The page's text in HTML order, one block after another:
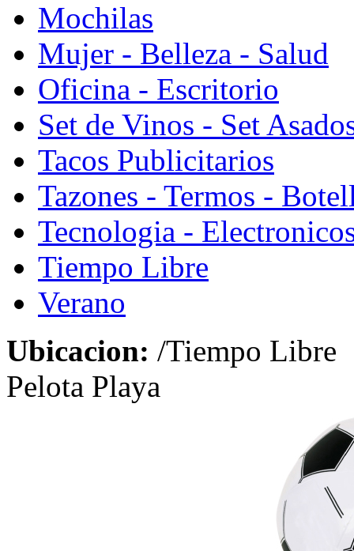
Mochilas
Mujer - Belleza - Salud
Oficina - Escritorio
Set de Vinos - Set
Tacos Publicitarios
Tazones - Termos -
Tecnologia -
Tiempo Libre
Verano
Ubicacion: /Tiempo Libre
Pelota Playa